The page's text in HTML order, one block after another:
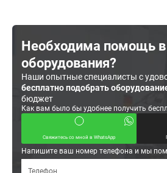
Необходима помощь в
оборудования?
Наши опытные специалисты с
бесплатно подобрать
бюджет
Как вам было бы удобнее получить
Свяжитесь со мной в WhatsApp
Напишите ваш номер телефона и мы